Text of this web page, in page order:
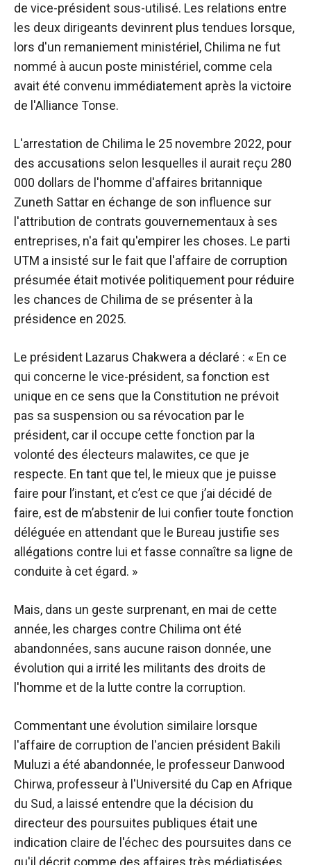
de vice-président sous-utilisé. Les relations entre
les deux dirigeants devinrent plus tendues lorsque,
lors d'un remaniement ministériel, Chilima ne fut
nommé à aucun poste ministériel, comme cela
avait été convenu immédiatement après la victoire
de l'Alliance Tonse.
L'arrestation de Chilima le 25 novembre 2022, pour
des accusations selon lesquelles il aurait reçu 280
000 dollars de l'homme d'affaires britannique
Zuneth Sattar en échange de son influence sur
l'attribution de contrats gouvernementaux à ses
entreprises, n'a fait qu'empirer les choses. Le parti
UTM a insisté sur le fait que l'affaire de corruption
présumée était motivée politiquement pour réduire
les chances de Chilima de se présenter à la
présidence en 2025.
Le président Lazarus Chakwera a déclaré : « En ce
qui concerne le vice-président, sa fonction est
unique en ce sens que la Constitution ne prévoit
pas sa suspension ou sa révocation par le
président, car il occupe cette fonction par la
volonté des électeurs malawites, ce que je
respecte. En tant que tel, le mieux que je puisse
faire pour l’instant, et c’est ce que j’ai décidé de
faire, est de m’abstenir de lui confier toute fonction
déléguée en attendant que le Bureau justifie ses
allégations contre lui et fasse connaître sa ligne de
conduite à cet égard. »
Mais, dans un geste surprenant, en mai de cette
année, les charges contre Chilima ont été
abandonnées, sans aucune raison donnée, une
évolution qui a irrité les militants des droits de
l'homme et de la lutte contre la corruption.
Commentant une évolution similaire lorsque
l'affaire de corruption de l'ancien président Bakili
Muluzi a été abandonnée, le professeur Danwood
Chirwa, professeur à l'Université du Cap en Afrique
du Sud, a laissé entendre que la décision du
directeur des poursuites publiques était une
indication claire de l'échec des poursuites dans ce